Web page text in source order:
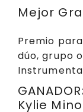
Mejor
Premio
dúo, grupo
GANADOR
Kylie